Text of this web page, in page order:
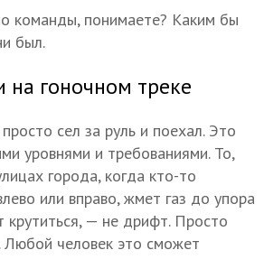
команды, понимаете? Каким бы
был.
на гоночном треке
сел за руль и поехал. Это
уровнями и требованиями. То,
города, когда кто-то
или вправо, жмет газ до упора
крутиться, — не дрифт. Просто
Любой человек это сможет